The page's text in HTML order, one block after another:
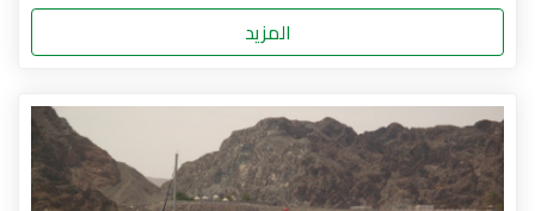
المزيد